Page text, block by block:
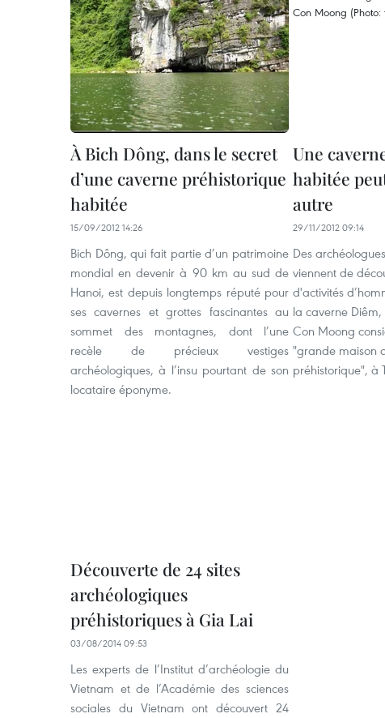
À Bich Dông, dans le secret
d’une caverne préhistorique
habitée
15/09/2012 14:26
Bich Dông, qui fait partie d’un patrimoine
mondial en devenir à 90 km au sud de
Hanoi, est depuis longtemps réputé pour
ses cavernes et grottes fascinantes au
sommet des montagnes, dont l’une
recèle de précieux vestiges
archéologiques, à l’insu pourtant de son
locataire éponyme.
Une
habitée
autre
29/11/2012 09:14
Des
viennent de
d'activités
la caverne
Con Moong
"grande maison
préhistorique", à
Découverte de 24 sites
archéologiques
préhistoriques à Gia Lai
03/08/2014 09:53
Les experts de l’Institut d’archéologie du
Vietnam et de l’Académie des sciences
sociales du Vietnam ont découvert 24